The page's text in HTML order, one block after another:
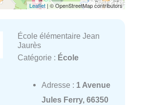
Leaflet| © OpenStreetMap contributors
École élémentaire Jean
Jaurès
Catégorie : École
Adresse : 1 Avenue
Jules Ferry, 66350